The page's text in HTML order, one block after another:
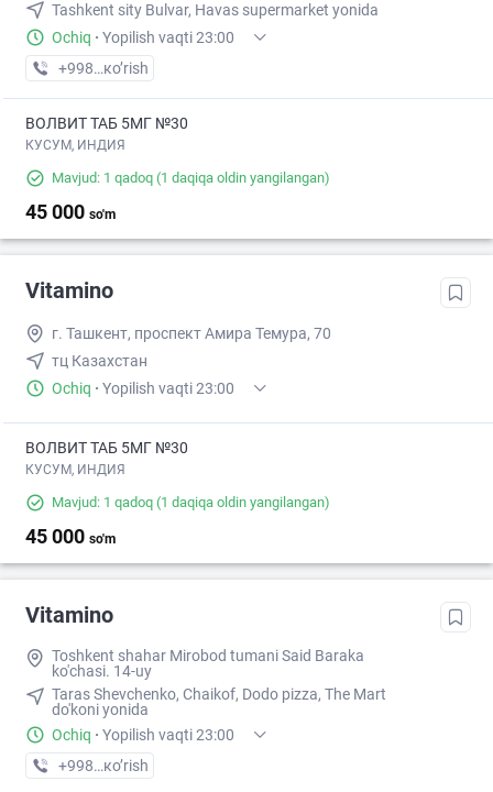
Tashkent sity Bulvar, Havas supermarket yonida
Ochiq · Yopilish vaqti 23:00
+998 (95) XXX-XX-XX
кo’rish
ВОЛВИТ ТАБ 5МГ №30
КУСУМ, ИНДИЯ
Mavjud: 1 qadoq (1 daqiqa oldin yangilangan)
45 000 so'm
Vitamino
г. Ташкент, проспект Амира Темура, 70
тц Казахстан
Ochiq · Yopilish vaqti 23:00
ВОЛВИТ ТАБ 5МГ №30
КУСУМ, ИНДИЯ
Mavjud: 1 qadoq (1 daqiqa oldin yangilangan)
45 000 so'm
Vitamino
Toshkent shahar Mirobod tumani Said Baraka
ko'chasi. 14-uy
Taras Shevchenko, Chaikof, Dodo pizza, The Mart
do'koni yonida
Ochiq · Yopilish vaqti 23:00
+998 (95) XXX-XX-XX
кo’rish